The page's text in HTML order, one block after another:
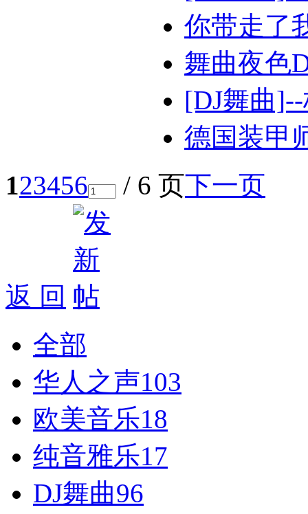
你带走了
舞曲夜色
[DJ舞曲
德国装甲
123456 / 6 页下一页
返 回
全部
华人之声103
欧美音乐18
纯音雅乐17
DJ舞曲96